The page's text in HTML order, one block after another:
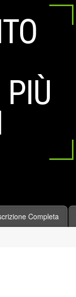
Completa